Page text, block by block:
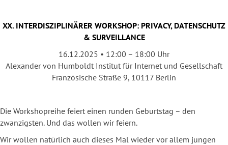
XX. INTERDISZIPLINÄRER WORKSHOP: PRIVACY, DATENSCHUTZ
& SURVEILLANCE
16.12.2025 • 12:00 – 18:00 Uhr
Alexander von Humboldt Institut für Internet und Gesellschaft
Französische Straße 9, 10117 Berlin
Die Workshopreihe feiert einen runden Geburtstag – den
zwanzigsten. Und das wollen wir feiern.
Wir wollen natürlich auch dieses Mal wieder vor allem jungen